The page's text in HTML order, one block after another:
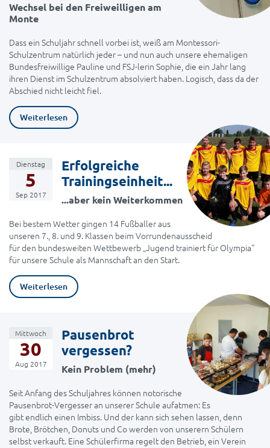
Wechsel bei den Freiweilligen am
Monte
Dass ein Schuljahr schnell vorbei ist, weiß am Montessori-
Schulzentrum natürlich jeder – und nun auch unsere ehemaligen
Bundesfreiwillige Pauline und FSJ-lerin Sophie, die ein Jahr lang
ihren Dienst im Schulzentrum absolviert haben. Logisch, dass da der
Abschied nicht leicht fiel.
Weiterlesen
Dienstag
5
Sep 2017
Erfolgreiche
Trainingseinheit...
...aber kein Weiterkommen
Bei bestem Wetter gingen 14 Fußballer aus
unseren 7., 8. und 9. Klassen beim Vorrundenausscheid
für den bundesweiten Wettbewerb „Jugend trainiert für Olympia“
für unsere Schule als Mannschaft an den Start.
Weiterlesen
Mittwoch
30
Aug 2017
Pausenbrot
vergessen?
Kein Problem (mehr)
Seit Anfang des Schuljahres können notorische
Pausenbrot-Vergesser an unserer Schule aufatmen: Es
gibt endlich einen Imbiss. Und der kann sich sehen lassen, denn
Brote, Brötchen, Donuts und Co werden von unserern Schülern
selbst verkauft. Eine Schülerfirma regelt den Betrieb, ein Verein